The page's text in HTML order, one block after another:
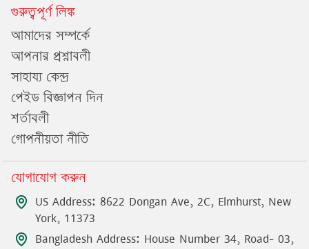
গুরুত্বপূর্ণ লিঙ্ক
আমাদের সম্পর্কে
আপনার প্রশ্নাবলী
সাহায্য কেন্দ্র
পেইড বিজ্ঞাপন দিন
শর্তাবলী
গোপনীয়তা নীতি
যোগাযোগ করুন
US Address: 8622 Dongan Ave, 2C, Elmhurst, New
York, 11373
Bangladesh Address: House Number 34, Road- 03,